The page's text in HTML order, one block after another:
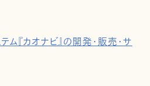
ム『カオナビ』の開発・販売・サ